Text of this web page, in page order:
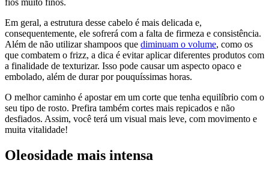
fios muito finos.
Em geral, a estrutura desse cabelo é mais delicada e,
consequentemente, ele sofrerá com a falta de firmeza e consistência.
Além de não utilizar shampoos que diminuam o volume, como os
que combatem o frizz, a dica é evitar aplicar diferentes produtos com
a finalidade de texturizar. Isso pode causar um aspecto opaco e
embolado, além de durar por pouquíssimas horas.
O melhor caminho é apostar em um corte que tenha equilíbrio com o
seu tipo de rosto. Prefira também cortes mais repicados e não
desfiados. Assim, você terá um visual mais leve, com movimento e
muita vitalidade!
Oleosidade mais intensa